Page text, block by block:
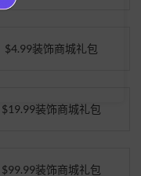
$4.99装饰商城礼包
$19.99装饰商城礼包
$99.99装饰商城礼包